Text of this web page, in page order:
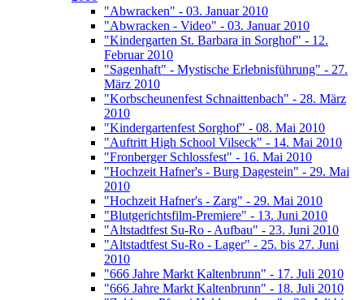
"Abwracken" - 03. Januar 2010
"Abwracken - Video" - 03. Januar 2010
"Kindergarten St. Barbara in Sorghof" - 12.
Februar 2010
"Sagenhaft" - Mystische Erlebnisführung" - 27.
März 2010
"Korbscheunenfest Schnaittenbach" - 28. März
2010
"Kindergartenfest Sorghof" - 08. Mai 2010
"Auftritt High School Vilseck" - 14. Mai 2010
"Fronberger Schlossfest" - 16. Mai 2010
"Hochzeit Hafner's - Burg Dagestein" - 29. Mai
2010
"Hochzeit Hafner's - Zarg" - 29. Mai 2010
"Blutgerichtsfilm-Premiere" - 13. Juni 2010
"Altstadtfest Su-Ro - Aufbau" - 23. Juni 2010
"Altstadtfest Su-Ro - Lager" - 25. bis 27. Juni
2010
"666 Jahre Markt Kaltenbrunn" - 17. Juli 2010
"666 Jahre Markt Kaltenbrunn" - 18. Juli 2010